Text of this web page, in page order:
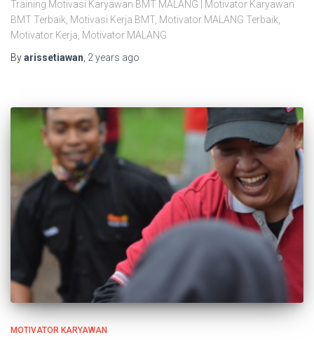
Training Motivasi Karyawan BMT MALANG | Motivator Karyawan
BMT Terbaik, Motivasi Kerja BMT, Motivator MALANG Terbaik,
Motivator Kerja, Motivator MALANG
Byarissetiawan, 2 years ago
MOTIVATOR KARYAWAN